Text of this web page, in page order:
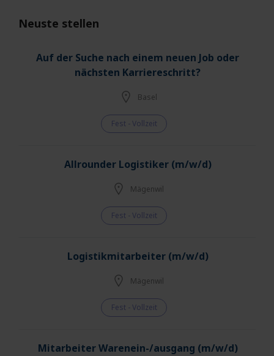
Neuste stellen
Auf der Suche nach einem neuen Job oder
nächsten Karriereschritt?
Basel
Fest - Vollzeit
Allrounder Logistiker (m/w/d)
Mägenwil
Fest - Vollzeit
Logistikmitarbeiter (m/w/d)
Mägenwil
Fest - Vollzeit
Mitarbeiter Warenein-/ausgang (m/w/d)